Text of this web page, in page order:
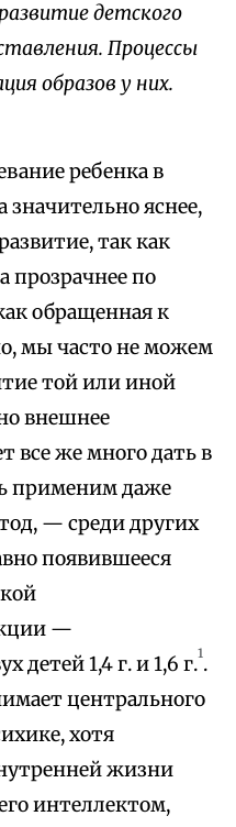
детского
Процессы
образов у них.
ребенка в
значительно яснее,
так как
прозрачнее по
обращенная к
мы часто не можем
той или иной
внешнее
все же много дать в
применим даже
— среди других
появившееся
—
детей 1,4 г. и 1,6 г.1.
центрального
хотя
жизни
интеллектом,